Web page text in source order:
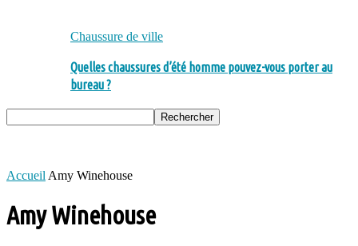
Chaussure de ville
Quelles chaussures d’été homme pouvez-vous porter au
bureau ?
Accueil Amy Winehouse
Amy Winehouse